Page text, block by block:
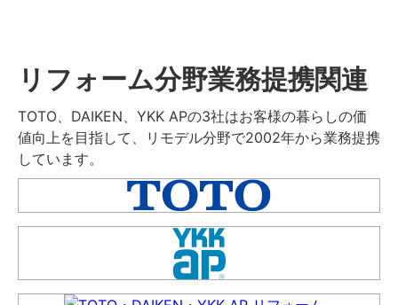
リフォーム分野業務提携関連
TOTO、DAIKEN、YKK APの3社はお客様の暮らしの価
値向上を目指して、リモデル分野で2002年から業務提携
しています。